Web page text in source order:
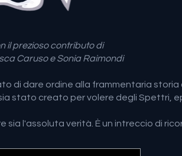
il prezioso contributo di
CarusoeSonia Raimondi
di dare ordine alla frammentaria storia
stato creato per volere degli Spettri,
l'assoluta verità. È un intreccio di